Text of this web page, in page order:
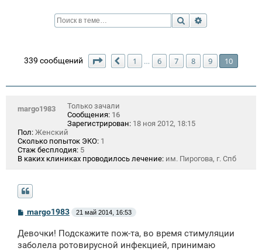
Поиск
339 сообщений Страница 10 из
Пред.
1 … 6 7 8 9 10
margo1983
Только зачали
Сообщения: 16
Зарегистрирован: 18 ноя 2012, 18:15
Пол: Женский
Сколько попыток ЭКО: 1
Стаж бесплодия: 5
В каких клиниках проводилось лечение: им. Пирогова, г. Спб
С
б
щ
margo1983 21 май 2014, 16:53
Девочки! Подскажите пож-та, во время стимуляции
заболела ротовирусной инфекцией, принимаю